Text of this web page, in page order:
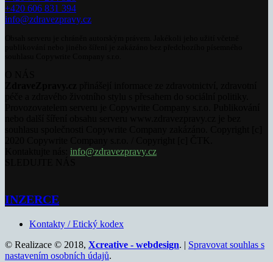
+420 606 831 394
info@zdravezpravy.cz
info@zdravezpravy.cz
INZERCE
Kontakty / Etický kodex
© Realizace © 2018, Xcreative - webdesign. | Spravovat souhlas s
nastavením osobních údajů.